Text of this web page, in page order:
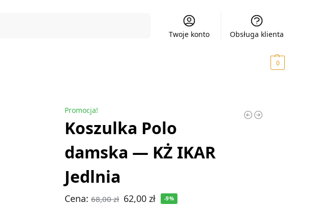
Twoje konto Obsługa klienta
0
Promocja!
Koszulka Polo
damska — KŻ IKAR
Jedlnia
Cena:68,00zł 62,00 zł -9%